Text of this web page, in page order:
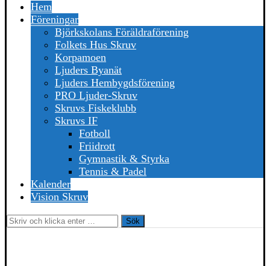
Hem
Föreningar
Björkskolans Föräldraförening
Folkets Hus Skruv
Korpamoen
Ljuders Byanät
Ljuders Hembygdsförening
PRO Ljuder-Skruv
Skruvs Fiskeklubb
Skruvs IF
Fotboll
Friidrott
Gymnastik & Styrka
Tennis & Padel
Kalender
Vision Skruv
Sök